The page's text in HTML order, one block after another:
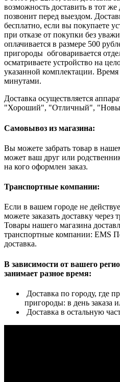
возможность доставить в тот
позвонит перед выездом.
бесплатно, если вы покупаете
при отказе от покупки без
оплачивается в размере 500
пригороды обговаривается
осматриваете устройство на
указанной комплектации.
минутами.
Доставка осуществляется
"Хороший", "Отличный",
Самовывоз из магазина:
Вы можете забрать товар в
может ваш друг или
на кого оформлен заказ.
Транспортные компании:
Если в вашем городе не
можете заказать доставку
Товары нашего магазина
транспортные компании: EMS
доставка.
В зависимости от вашего
занимает разное время:
Доставка по городу, где
пригороды: в день заказа
Доставка в остальную